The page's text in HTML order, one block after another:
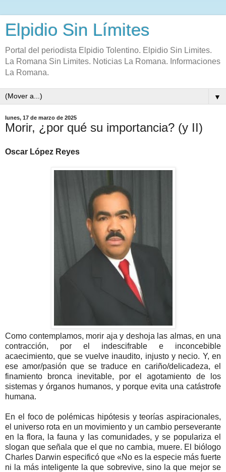
Elpidio Sin Límites
Portal del periodista Elpidio Tolentino. Elpidio Sin Limites.
La Romana Sin Limites. Noticias La Romana. Informaciones
La Romana.
▼
lunes, 17 de marzo de 2025
Morir, ¿por qué su importancia? (y II)
Oscar López Reyes
Como contemplamos, morir aja y deshoja las almas, en una
contracción, por el indescifrable e inconcebible
acaecimiento, que se vuelve inaudito, injusto y necio. Y, en
ese amor/pasión que se traduce en cariño/delicadeza, el
finamiento bronca inevitable, por el agotamiento de los
sistemas y órganos humanos, y porque evita una catástrofe
humana.
En el foco de polémicas hipótesis y teorías aspiracionales,
el universo rota en un movimiento y un cambio perseverante
en la flora, la fauna y las comunidades, y se populariza el
slogan que señala que el que no cambia, muere. El biólogo
Charles Darwin especificó que «No es la especie más fuerte
ni la más inteligente la que sobrevive, sino la que mejor se